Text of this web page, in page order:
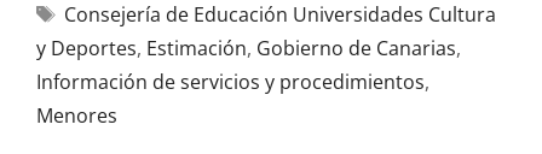
Consejería de Educación Universidades Cultura
y Deportes, Estimación, Gobierno de Canarias,
Información de servicios y procedimientos,
Menores